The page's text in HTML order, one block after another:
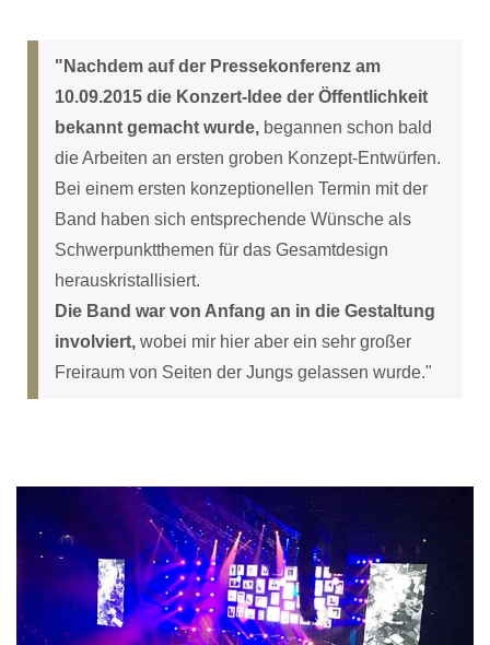
"Nachdem auf der Pressekonferenz am
10.09.2015 die Konzert-Idee der Öffentlichkeit
bekannt gemacht wurde, begannen schon bald
die Arbeiten an ersten groben Konzept-Entwürfen.
Bei einem ersten konzeptionellen Termin mit der
Band haben sich entsprechende Wünsche als
Schwerpunktthemen für das Gesamtdesign
herauskristallisiert.
Die Band war von Anfang an in die Gestaltung
involviert, wobei mir hier aber ein sehr großer
Freiraum von Seiten der Jungs gelassen wurde."